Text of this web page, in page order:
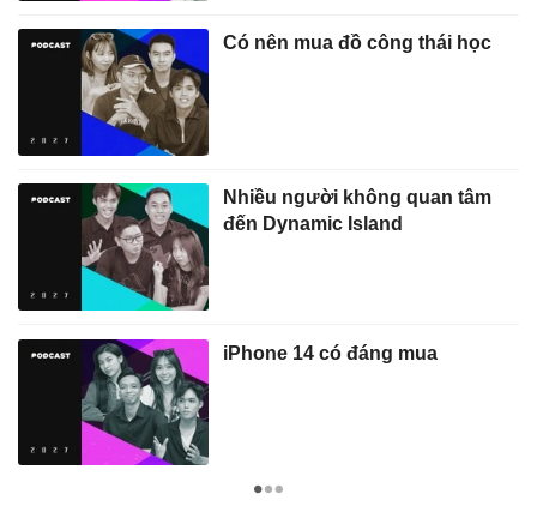
Có nên mua đồ công thái học
Nhiều người không quan tâm
đến Dynamic Island
iPhone 14 có đáng mua